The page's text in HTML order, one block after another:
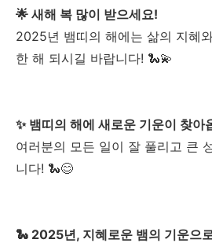
🌟 새해 복 많이 받으세요!
2025년 뱀띠의 해에는 삶의 지혜
한 해 되시길 바랍니다! 🐍💫
✨ 뱀띠의 해에 새로운 기운이 찾아
여러분의 모든 일이 잘 풀리고 큰
니다! 🐍😊
🐍 2025년, 지혜로운 뱀의 기운으